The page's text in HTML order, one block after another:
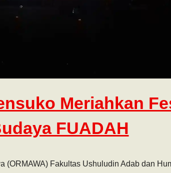
Meriahkan
FUADAH
(ORMAWA) Fakultas Ushuludin Adab dan